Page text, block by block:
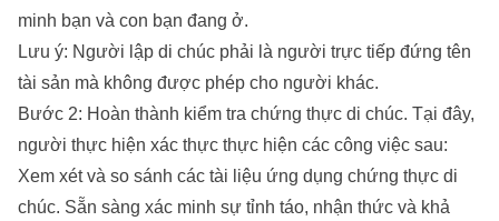
minh bạn và con bạn đang ở.
Lưu ý: Người lập di chúc phải là người trực tiếp đứng tên
tài sản mà không được phép cho người khác.
Bước 2: Hoàn thành kiểm tra chứng thực di chúc. Tại đây,
người thực hiện xác thực thực hiện các công việc sau:
Xem xét và so sánh các tài liệu ứng dụng chứng thực di
chúc. Sẵn sàng xác minh sự tỉnh táo, nhận thức và khả